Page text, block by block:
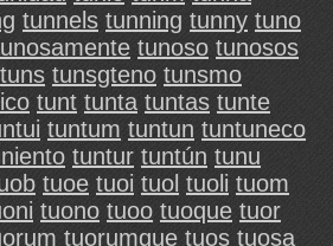
tunnels tunning tunny tuno
tunoso tunosos
tuns tunsgteno tunsmo
tunt tunta tuntas tunte
tuntum tuntun tuntuneco
tuntur tuntún tunu
tuoe tuoi tuol tuoli tuom
tuono tuoo tuoque tuor
tuorumque tuos tuosa